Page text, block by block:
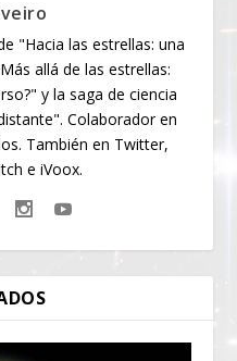
"Hacia las estrellas: una
allá de las estrellas:
y la saga de ciencia
Colaborador en
También en Twitter,
e iVoox.